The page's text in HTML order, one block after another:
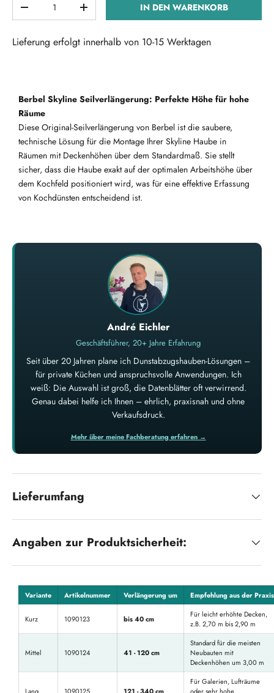
MENGE VERRINGERNMENGE ERHÖHENIN DEN WARENKORB
Lieferung erfolgt innerhalb von 10-15 Werktagen
Berbel Skyline Seilverlängerung: Perfekte Höhe für hohe
Räume
Diese Original-Seilverlängerung von Berbel ist die saubere,
technische Lösung für die Montage Ihrer Skyline Haube in
Räumen mit Deckenhöhen über dem Standardmaß. Sie stellt
sicher, dass die Haube exakt auf der optimalen Arbeitshöhe über
dem Kochfeld positioniert wird, was für eine effektive Erfassung
von Kochdünsten entscheidend ist.
André Eichler
Geschäftsführer, 20+ Jahre Erfahrung
Seit über 20 Jahren plane ich Dunstabzugshauben-Lösungen –
für private Küchen und anspruchsvolle Anwendungen. Ich
weiß: Die Auswahl ist groß, die Datenblätter oft verwirrend.
Genau dabei helfe ich Ihnen – ehrlich, praxisnah und ohne
Verkaufsdruck.
Mehr über meine Fachberatung erfahren →
Lieferumfang
Angaben zur Produktsicherheit:
Variante Artikelnummer Verlängerung um Empfehlung aus der Praxis
Kurz 1090123 bis 40 cm
Für leicht erhöhte Decken,
z.B. 2,70 m bis 2,90 m
Mittel 1090124 41 - 120 cm
Standard für die meisten
Neubauten mit
Deckenhöhen um 3,00 m
Für Galerien, Lufträume